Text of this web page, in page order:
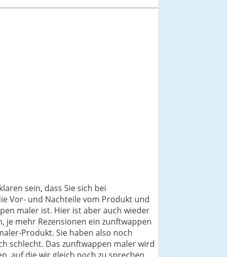
sein, dass Sie sich bei
Vor- und Nachteile vom Produkt und
maler ist. Hier ist aber auch wieder
je mehr Rezensionen ein zunftwappen
Produkt. Sie haben also noch
schlecht. Das zunftwappen maler wird